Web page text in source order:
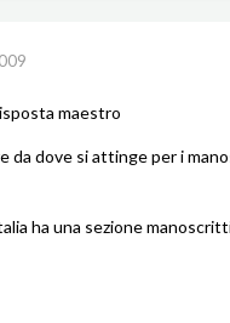
maestro
da dove si attinge per i
ha una sezione